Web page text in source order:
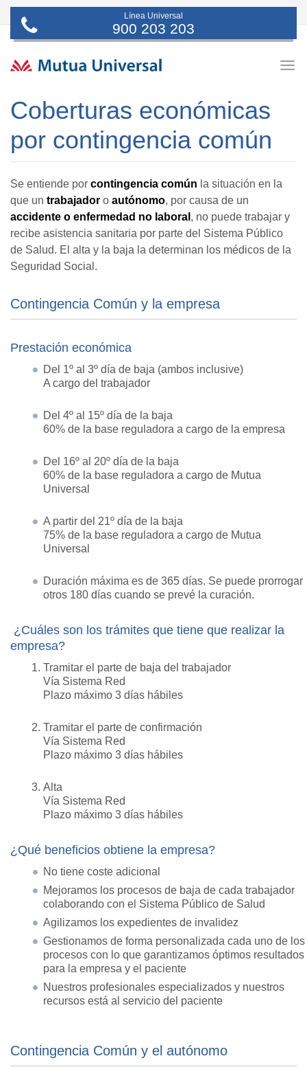
Línea Universal
900 203 203
Coberturas económicas
por contingencia común
Se entiende por contingencia común la situación en la
que un trabajador o autónomo, por causa de un
accidente o enfermedad no laboral , no puede trabajar y
recibe asistencia sanitaria por parte del Sistema Público
de Salud. El alta y la baja la determinan los médicos de la
Seguridad Social.
Contingencia Común y la empresa
Prestación económica
Del 1º al 3º día de baja (ambos inclusive)
A cargo del trabajador
Del 4º al 15º día de la baja
60% de la base reguladora a cargo de la empresa
Del 16º al 20º día de la baja
60% de la base reguladora a cargo de Mutua
Universal
A partir del 21º día de la baja
75% de la base reguladora a cargo de Mutua
Universal
Duración máxima es de 365 días. Se puede prorrogar
otros 180 días cuando se prevé la curación.
¿Cuáles son los trámites que tiene que realizar la
empresa?
Tramitar el parte de baja del trabajador
Vía Sistema Red
Plazo máximo 3 días hábiles
Tramitar el parte de confirmación
Vía Sistema Red
Plazo máximo 3 días hábiles
Alta
Vía Sistema Red
Plazo máximo 3 días hábiles
¿Qué beneficios obtiene la empresa?
No tiene coste adicional
Mejoramos los procesos de baja de cada trabajador
colaborando con el Sistema Público de Salud
Agilizamos los expedientes de invalidez
Gestionamos de forma personalizada cada uno de los
procesos con lo que garantizamos óptimos resultados
para la empresa y el paciente
Nuestros profesionales especializados y nuestros
recursos está al servicio del paciente
Contingencia Común y el autónomo